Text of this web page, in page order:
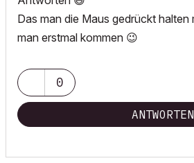
Das man die Maus gedrückt halten
man erstmal kommen 😉
0
ANTWORTEN